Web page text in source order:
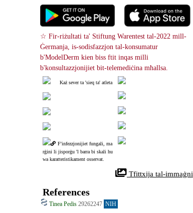
☆ Fir-riżultati ta' Stiftung Warentest tal-2022 mill-
Ġermanja, is-sodisfazzjon tal-konsumatur
b'ModelDerm kien biss ftit inqas milli
b'konsultazzjonijiet bit-telemediċina mħallsa.
Każ sever ta 'sieq ta' atleta
F'infezzjonijiet fungali, ma
rġini li jisporġu 'l barra bi skali hu
wa karatteristikament osservat.
Tfittxija tal-immaġni
References
Tinea Pedis 29262247 NIH